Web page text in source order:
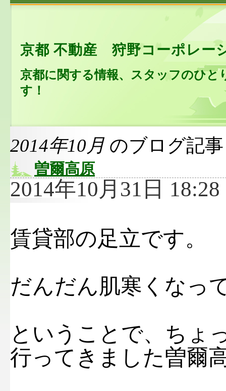
京都 不動産 狩野コーポレー
京都に関する情報、スタッフのひと
す！
2014年10月 のブログ記事
曽爾高原
2014年10月31日 18:28
賃貸部の足立です。
だんだん肌寒くなっ
ということで、ちょ
行ってきました曽爾